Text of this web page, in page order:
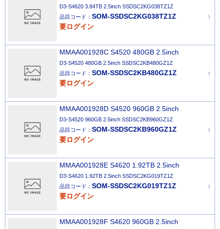
D3-S4620 3.84TB 2.5inch SSDSC2KG038TZ1Z
品目コード： SOM-SSDSC2KG038TZ1Z
要ログイン
MMAA001928C S4520 480GB 2.5inch
D3-S4520 480GB 2.5inch SSDSC2KB480GZ1Z
品目コード： SOM-SSDSC2KB480GZ1Z
要ログイン
MMAA001928D S4520 960GB 2.5inch
D3-S4520 960GB 2.5inch SSDSC2KB960GZ1Z
品目コード： SOM-SSDSC2KB960GZ1Z
要ログイン
MMAA001928E S4620 1.92TB 2.5inch
D3-S4620 1.92TB 2.5inch SSDSC2KG019TZ1Z
品目コード： SOM-SSDSC2KG019TZ1Z
要ログイン
MMAA001928F S4620 960GB 2.5inch